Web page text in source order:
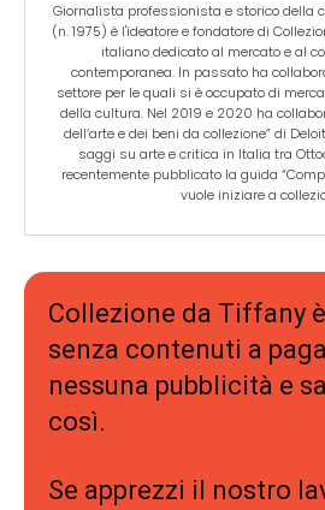
Giornalista professionista e storico della
(n. 1975) è l'ideatore e fondatore di
italiano dedicato al mercato e al
contemporanea. In passato ha
settore per le quali si è occupato di
della cultura. Nel 2019 e 2020 ha
dell’arte e dei beni da collezione” di
saggi su arte e critica in Italia tra
recentemente pubblicato la guida
vuole iniziare a
Collezione da Tiffany
senza contenuti a
nessuna pubblicità e
così.
Se apprezzi il nostro